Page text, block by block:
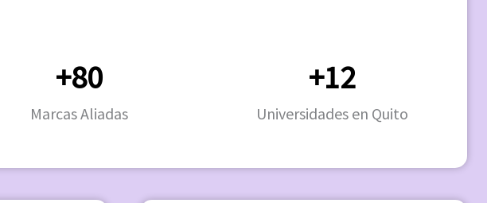
+80
Marcas Aliadas
+12
Universidades en Quito